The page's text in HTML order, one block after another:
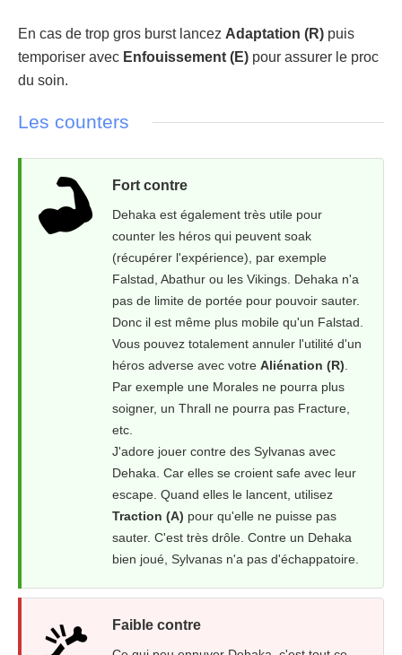
En cas de trop gros burst lancez Adaptation (R) puis
temporiser avec Enfouissement (E) pour assurer le proc
du soin.
Les counters
Fort contre
Dehaka est également très utile pour
counter les héros qui peuvent soak
(récupérer l'expérience), par exemple
Falstad, Abathur ou les Vikings. Dehaka n'a
pas de limite de portée pour pouvoir sauter.
Donc il est même plus mobile qu'un Falstad.
Vous pouvez totalement annuler l'utilité d'un
héros adverse avec votre Aliénation (R)
Par exemple une Morales ne pourra plus
soigner, un Thrall ne pourra pas Fracture,
etc.
J'adore jouer contre des Sylvanas avec
Dehaka. Car elles se croient safe avec leur
escape. Quand elles le lancent, utilisez
Traction (A) pour qu'elle ne puisse pas
sauter. C'est très drôle. Contre un Dehaka
bien joué, Sylvanas n'a pas d'échappatoire.
Faible contre